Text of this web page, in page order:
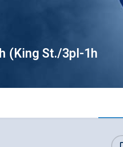
(King St./3pl-1h